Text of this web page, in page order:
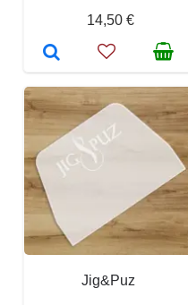
14,50 €
Jig&Puz